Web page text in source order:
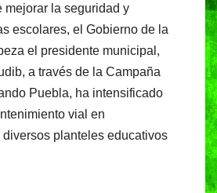
e
gr
a
m
t
mejorar la seguridad y
escolares, el Gobierno de la
el presidente municipal,
a través de la Campaña
Puebla, ha intensificado
vial en
planteles educativos